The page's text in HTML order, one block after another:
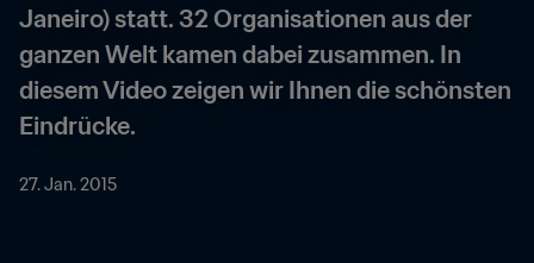
Janeiro) statt. 32 Organisationen aus der
ganzen Welt kamen dabei zusammen. In
diesem Video zeigen wir Ihnen die schönsten
Eindrücke.
27. Jan. 2015